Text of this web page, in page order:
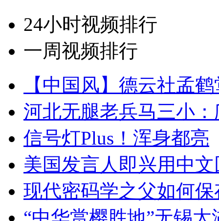
24小时视频排行
一周视频排行
【中国风】德云社孟
河北无腿老兵马三小
信号灯Plus！浑身都亮
美国发言人即兴用中
现代密码学之父如何